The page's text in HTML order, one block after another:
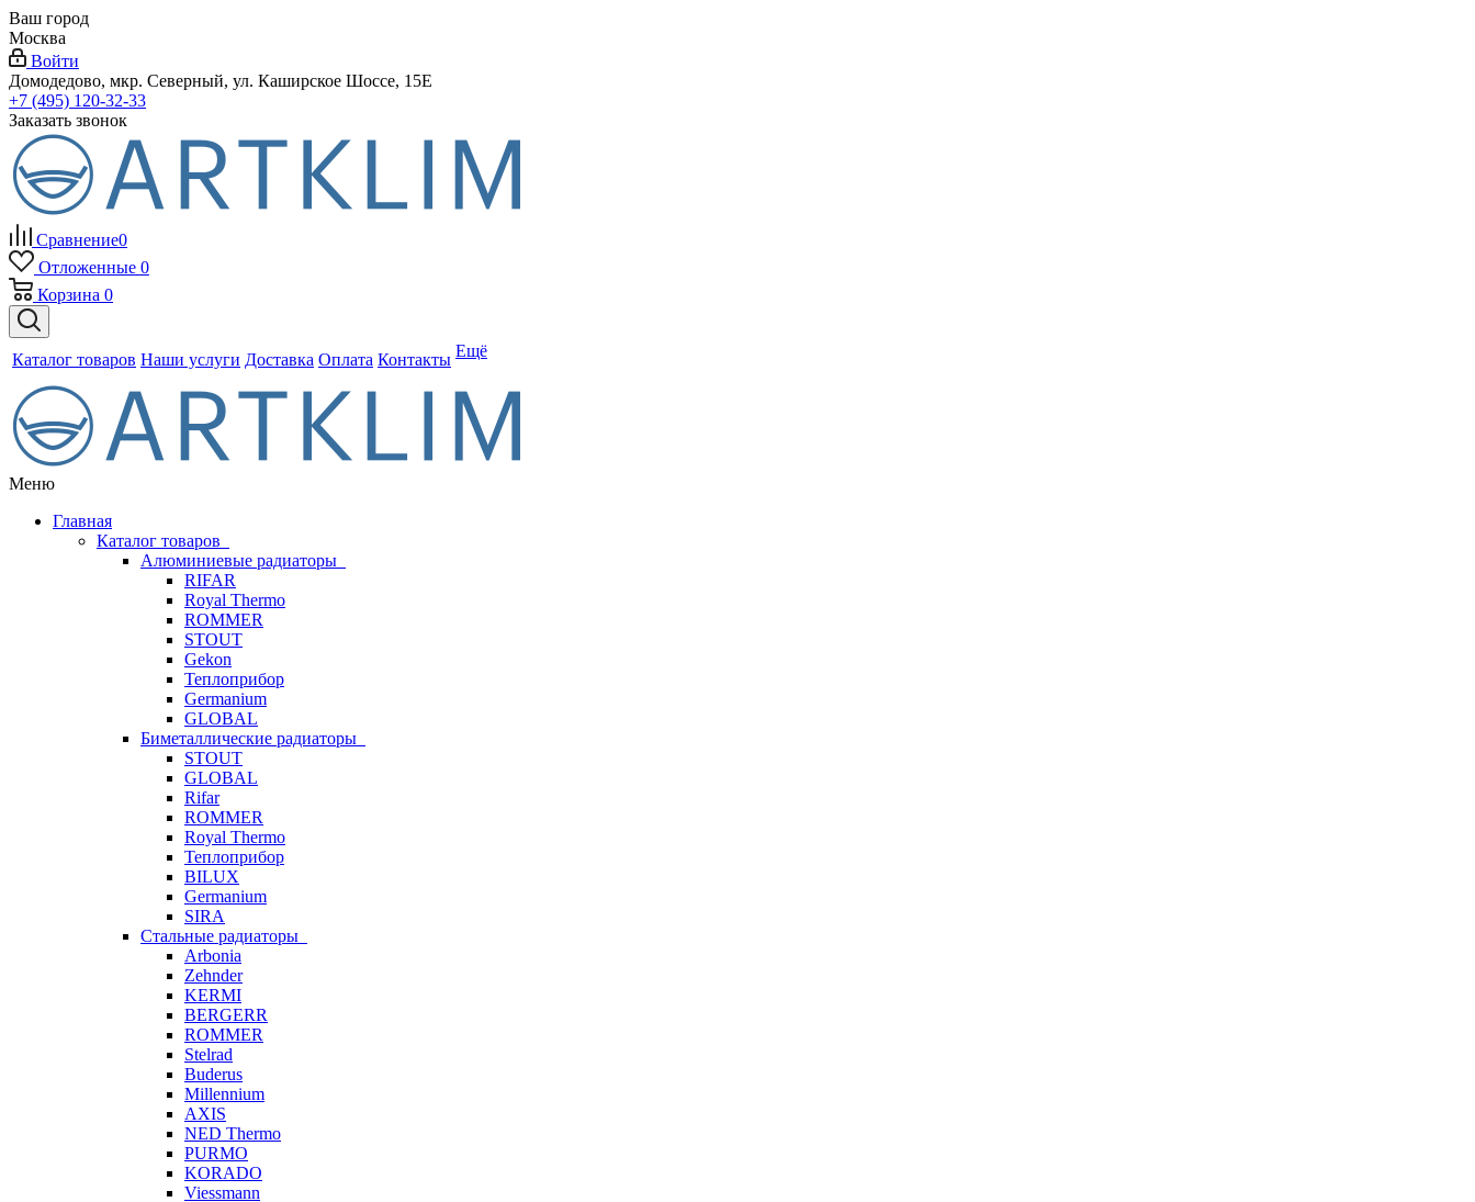
Ваш город
Москва
Войти
Домодедово, мкр. Северный, ул. Каширское Шоссе, 15Е
+7 (495) 120-32-33
Заказать звонок
Сравнение0
Отложенные 0
Корзина 0
Каталог товаров Наши услуги Доставка Оплата Контакты Ещё
Меню
Главная
Каталог товаров
Алюминиевые радиаторы
RIFAR
Royal Thermo
ROMMER
STOUT
Gekon
Теплоприбор
Germanium
GLOBAL
Биметаллические радиаторы
STOUT
GLOBAL
Rifar
ROMMER
Royal Thermo
Теплоприбор
BILUX
Germanium
SIRA
Стальные радиаторы
Arbonia
Zehnder
KERMI
BERGERR
ROMMER
Stelrad
Buderus
Millennium
AXIS
NED Thermo
PURMO
KORADO
Viessmann